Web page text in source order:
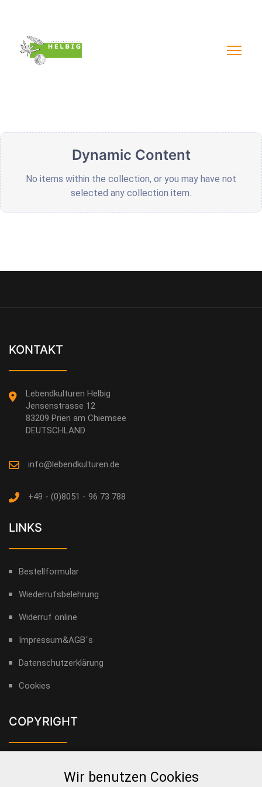
Dynamic Content
No items within the collection, or you may have not
selected any collection item.
KONTAKT
Lebendkulturen Helbig
Jensenstrasse 12
83209 Prien am Chiemsee
DEUTSCHLAND
info@lebendkulturen.de
+49 - (0)8051 - 96 73 788
LINKS
Bestellformular
Wiederrufsbelehrung
Widerruf online
Impressum&AGB´s
Datenschutzerklärung
Cookies
COPYRIGHT
Helbig. Ohne Genehmigung des Urhebers dürfen die
Wir benutzen Cookies